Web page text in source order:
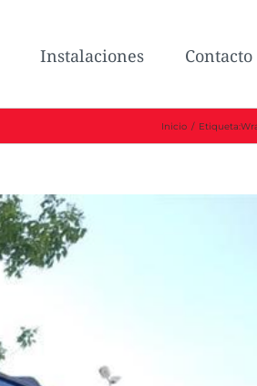
Instalaciones Contacto
Inicio / Etiqueta: